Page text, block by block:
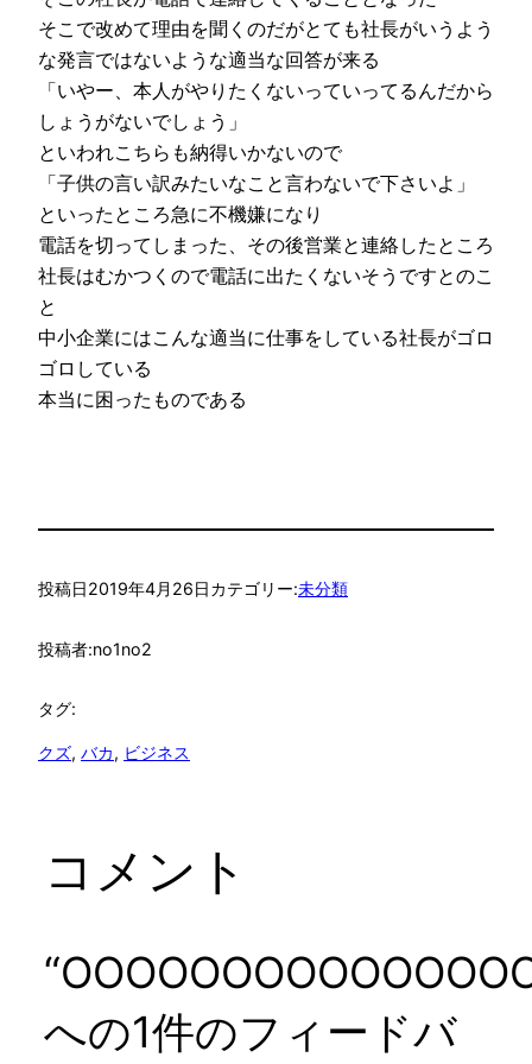
そこで改めて理由を聞くのだがとても社長がいうよう
な発言ではないような適当な回答が来る
「いやー、本人がやりたくないっていってるんだから
しょうがないでしょう」
といわれこちらも納得いかないので
「子供の言い訳みたいなこと言わないで下さいよ」
といったところ急に不機嫌になり
電話を切ってしまった、その後営業と連絡したところ
社長はむかつくので電話に出たくないそうですとのこ
と
中小企業にはこんな適当に仕事をしている社長がゴロ
ゴロしている
本当に困ったものである
投稿日2019年4月26日カテゴリー:未分類
投稿者:no1no2
タグ:
クズ, バカ, ビジネス
コメント
への1件のフィードバ